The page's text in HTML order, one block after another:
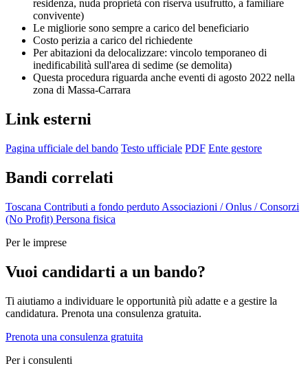
residenza, nuda proprietà con riserva usufrutto, a familiare
convivente)
Le migliorie sono sempre a carico del beneficiario
Costo perizia a carico del richiedente
Per abitazioni da delocalizzare: vincolo temporaneo di
inedificabilità sull'area di sedime (se demolita)
Questa procedura riguarda anche eventi di agosto 2022 nella
zona di Massa-Carrara
Link esterni
Pagina ufficiale del bando Testo ufficiale PDF Ente gestore
Bandi correlati
Toscana Contributi a fondo perduto Associazioni / Onlus / Consorzi
(No Profit) Persona fisica
Per le imprese
Vuoi candidarti a un bando?
Ti aiutiamo a individuare le opportunità più adatte e a gestire la
candidatura. Prenota una consulenza gratuita.
Prenota una consulenza gratuita
Per i consulenti